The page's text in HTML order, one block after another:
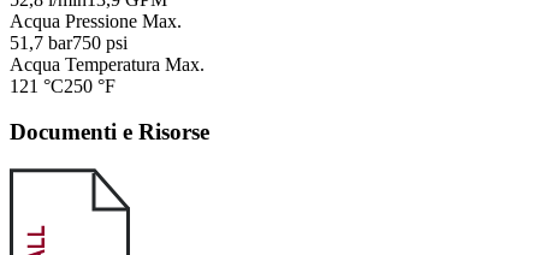
Acqua Pressione Max.
51,7 bar750 psi
Acqua Temperatura Max.
121 °C250 °F
Documenti e Risorse